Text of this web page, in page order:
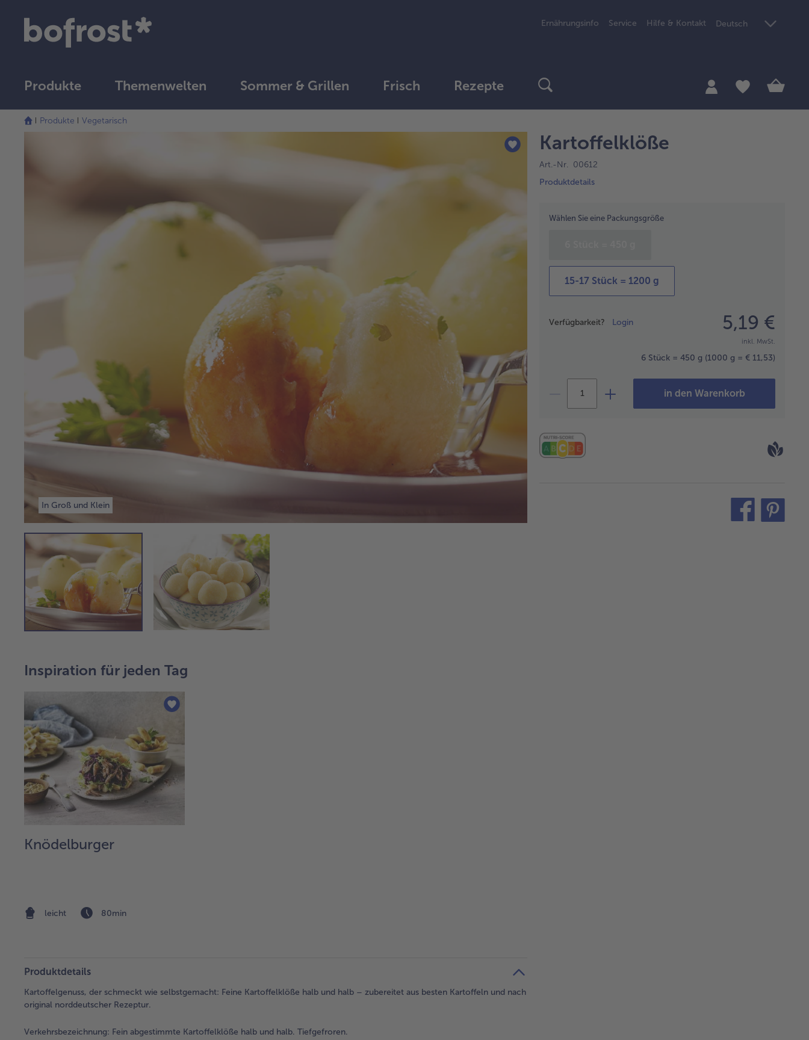
Ernährungsinfo Service Hilfe & Kontakt Deutsch
Produkte Themenwelten Sommer & Grillen Frisch Rezepte
Produkte Vegetarisch
Kartoffelklöße
Art.-Nr. 00612
Produktdetails
Wählen Sie eine Packungsgröße
15-17 Stück = 1200 g
Verfügbarkeit? Login 5,19 €
inkl. MwSt.
6 Stück = 450 g (1000 g = € 11,53)
in den Warenkorb
teilen
In Groß und Klein
Inspiration für jeden Tag
Knödelburger
leicht 80min
Produktdetails
Kartoffelgenuss, der schmeckt wie selbstgemacht: Feine Kartoffelklöße halb und halb – zubereitet aus besten Kartoffeln und nach
original norddeutscher Rezeptur.
Verkehrsbezeichnung: Fein abgestimmte Kartoffelklöße halb und halb. Tiefgefroren.